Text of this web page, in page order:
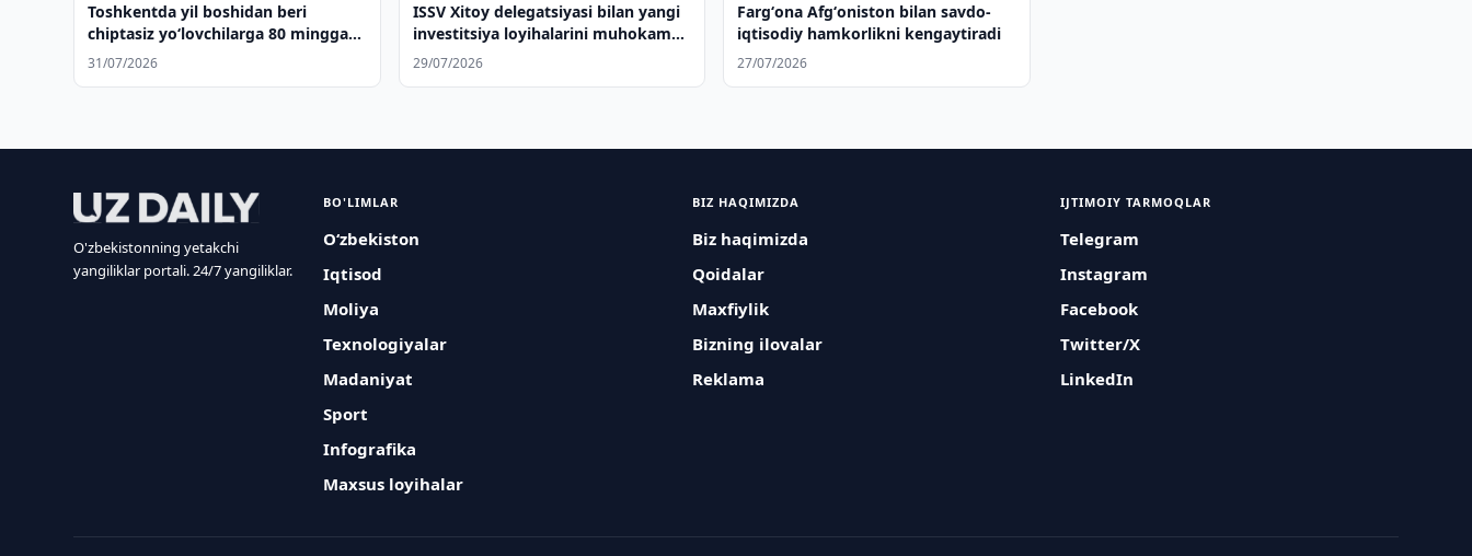
Toshkentda yil boshidan beri
chiptasiz yo‘lovchilarga 80 mingga
yaqin jarima solindi
31/07/2026
ISSV Xitoy delegatsiyasi bilan yangi
investitsiya loyihalarini muhokama
qildi
29/07/2026
Fargʻona Afgʻoniston bilan savdo-
iqtisodiy hamkorlikni kengaytiradi
27/07/2026
O'zbekistonning yetakchi
yangiliklar portali. 24/7 yangiliklar.
BO'LIMLAR
O‘zbekiston
Iqtisod
Moliya
Texnologiyalar
Madaniyat
Sport
Infografika
Maxsus loyihalar
BIZ HAQIMIZDA
Biz haqimizda
Qoidalar
Maxfiylik
Bizning ilovalar
Reklama
IJTIMOIY TARMOQLAR
Telegram
Instagram
Facebook
Twitter/X
LinkedIn